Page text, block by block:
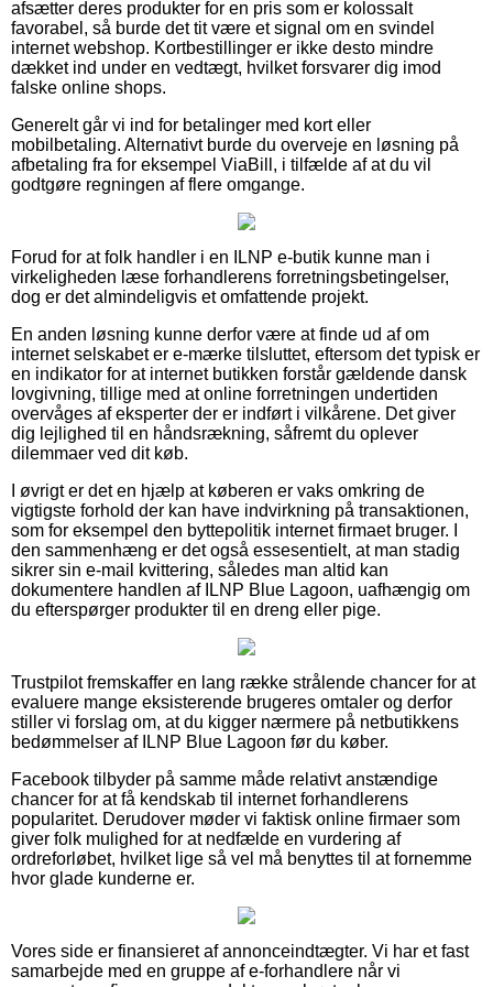
afsætter deres produkter for en pris som er kolossalt
favorabel, så burde det tit være et signal om en svindel
internet webshop. Kortbestillinger er ikke desto mindre
dækket ind under en vedtægt, hvilket forsvarer dig imod
falske online shops.
Generelt går vi ind for betalinger med kort eller
mobilbetaling. Alternativt burde du overveje en løsning på
afbetaling fra for eksempel ViaBill, i tilfælde af at du vil
godtgøre regningen af flere omgange.
Forud for at folk handler i en ILNP e-butik kunne man i
virkeligheden læse forhandlerens forretningsbetingelser,
dog er det almindeligvis et omfattende projekt.
En anden løsning kunne derfor være at finde ud af om
internet selskabet er e-mærke tilsluttet, eftersom det typisk er
en indikator for at internet butikken forstår gældende dansk
lovgivning, tillige med at online forretningen undertiden
overvåges af eksperter der er indført i vilkårene. Det giver
dig lejlighed til en håndsrækning, såfremt du oplever
dilemmaer ved dit køb.
I øvrigt er det en hjælp at køberen er vaks omkring de
vigtigste forhold der kan have indvirkning på transaktionen,
som for eksempel den byttepolitik internet firmaet bruger. I
den sammenhæng er det også essesentielt, at man stadig
sikrer sin e-mail kvittering, således man altid kan
dokumentere handlen af ILNP Blue Lagoon, uafhængig om
du efterspørger produkter til en dreng eller pige.
Trustpilot fremskaffer en lang række strålende chancer for at
evaluere mange eksisterende brugeres omtaler og derfor
stiller vi forslag om, at du kigger nærmere på netbutikkens
bedømmelser af ILNP Blue Lagoon før du køber.
Facebook tilbyder på samme måde relativt anstændige
chancer for at få kendskab til internet forhandlerens
popularitet. Derudover møder vi faktisk online firmaer som
giver folk mulighed for at nedfælde en vurdering af
ordreforløbet, hvilket lige så vel må benyttes til at fornemme
hvor glade kunderne er.
Vores side er finansieret af annonceindtægter. Vi har et fast
samarbejde med en gruppe af e-forhandlere når vi